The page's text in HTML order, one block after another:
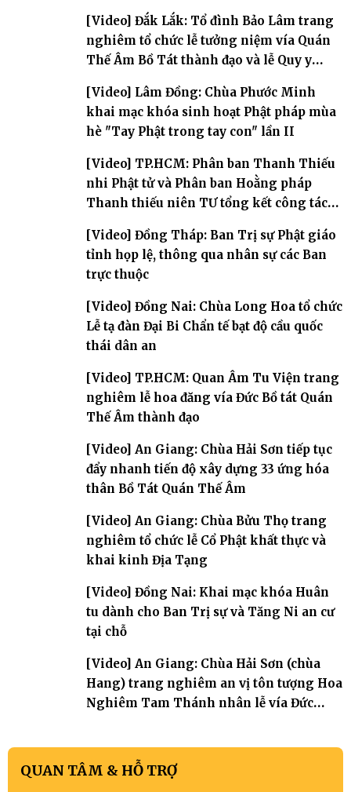
[Video] Đắk Lắk: Tổ đình Bảo Lâm trang
nghiêm tổ chức lễ tưởng niệm vía Quán
Thế Âm Bồ Tát thành đạo và lễ Quy y
[Video] Lâm Đồng: Chùa Phước Minh
khai mạc khóa sinh hoạt Phật pháp mùa
hè "Tay Phật trong tay con" lần II
[Video] TP.HCM: Phân ban Thanh Thiếu
nhi Phật tử và Phân ban Hoằng pháp
Thanh thiếu niên TƯ tổng kết công tác
[Video] Đồng Tháp: Ban Trị sự Phật giáo
tỉnh họp lệ, thông qua nhân sự các Ban
trực thuộc
[Video] Đồng Nai: Chùa Long Hoa tổ chức
Lễ tạ đàn Đại Bi Chẩn tế bạt độ cầu quốc
thái dân an
[Video] TP.HCM: Quan Âm Tu Viện trang
nghiêm lễ hoa đăng vía Đức Bồ tát Quán
Thế Âm thành đạo
[Video] An Giang: Chùa Hải Sơn tiếp tục
đẩy nhanh tiến độ xây dựng 33 ứng hóa
thân Bồ Tát Quán Thế Âm
[Video] An Giang: Chùa Bửu Thọ trang
nghiêm tổ chức lễ Cổ Phật khất thực và
khai kinh Địa Tạng
[Video] Đồng Nai: Khai mạc khóa Huân
tu dành cho Ban Trị sự và Tăng Ni an cư
tại chỗ
[Video] An Giang: Chùa Hải Sơn (chùa
Hang) trang nghiêm an vị tôn tượng Hoa
Nghiêm Tam Thánh nhân lễ vía Đức
QUAN TÂM & HỖ TRỢ